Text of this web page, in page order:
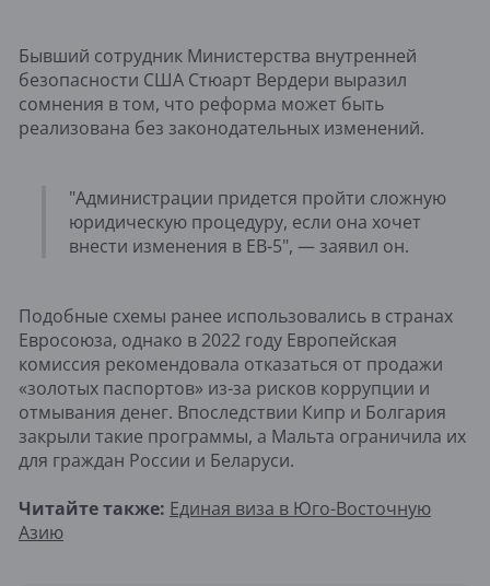
Бывший сотрудник Министерства внутренней
безопасности США Стюарт Вердери выразил
сомнения в том, что реформа может быть
реализована без законодательных изменений.
"Администрации придется пройти сложную
юридическую процедуру, если она хочет
внести изменения в EB-5", — заявил он.
Подобные схемы ранее использовались в странах
Евросоюза, однако в 2022 году Европейская
комиссия рекомендовала отказаться от продажи
«золотых паспортов» из-за рисков коррупции и
отмывания денег. Впоследствии Кипр и Болгария
закрыли такие программы, а Мальта ограничила их
для граждан России и Беларуси.
Читайте также: Единая виза в Юго-Восточную
Азию